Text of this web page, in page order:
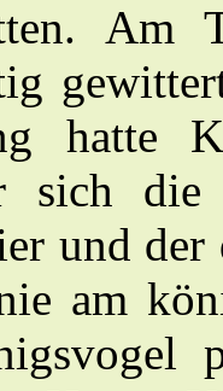
Am
hatte
sich
und der
am